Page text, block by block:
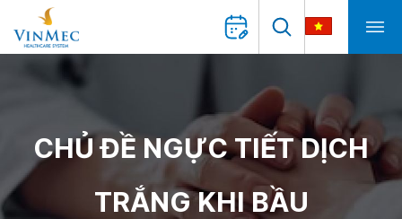
CHỦ ĐỀ NGỰC TIẾT DỊCH
TRẮNG KHI BẦU